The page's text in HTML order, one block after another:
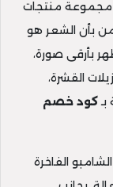
مجموعة منتجات
بأن الشعر هو
بأرقى صورة،
القشرة،
كود خصم
الشامبو الفاخرة